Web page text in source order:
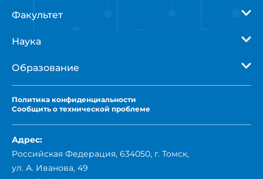
Факультет
Наука
Образование
Политика конфиденциальности
Сообщить о технической проблеме
Адрес:
Российская Федерация, 634050, г. Томск,
ул. А. Иванова, 49